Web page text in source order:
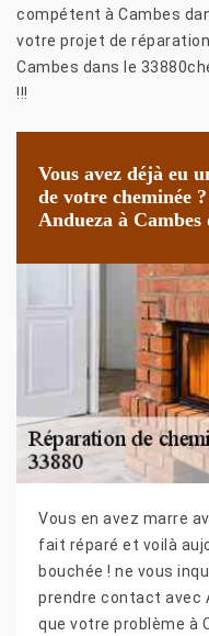
compétent à Cambes
votre projet de
Cambes dans le
!!!
Vous avez déjà eu
de votre cheminée
Andueza à Cambes
Vous en avez marre
fait réparé et voilà
bouchée ! ne vous
prendre contact avec
que votre problème à